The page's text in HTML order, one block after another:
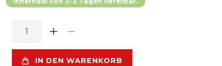
IN DEN WARENKORB